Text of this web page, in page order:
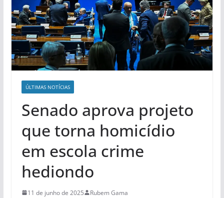
ÚLTIMAS NOTÍCIAS
Senado aprova projeto
que torna homicídio
em escola crime
hediondo
11 de junho de 2025 Rubem Gama